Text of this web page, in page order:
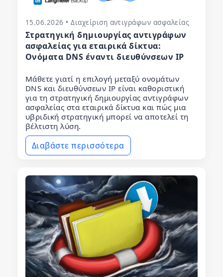
15.06.2026 • Διαχείριση αντιγράφων ασφαλείας
Στρατηγική δημιουργίας αντιγράφων
ασφαλείας για εταιρικά δίκτυα:
Ονόματα DNS έναντι διευθύνσεων IP
Μάθετε γιατί η επιλογή μεταξύ ονομάτων
DNS και διευθύνσεων IP είναι καθοριστική
για τη στρατηγική δημιουργίας αντιγράφων
ασφαλείας στα εταιρικά δίκτυα και πώς μια
υβριδική στρατηγική μπορεί να αποτελεί τη
βέλτιστη λύση.
Διαβάστε περισσότερα